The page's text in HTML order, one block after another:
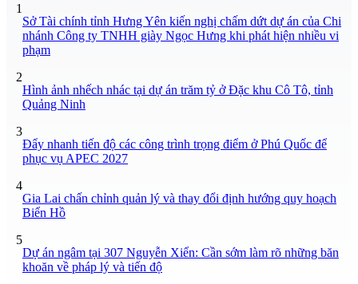
1
Sở Tài chính tỉnh Hưng Yên kiến nghị chấm dứt dự án của Chi
nhánh Công ty TNHH giày Ngọc Hưng khi phát hiện nhiều vi
phạm
2
Hình ảnh nhếch nhác tại dự án trăm tỷ ở Đặc khu Cô Tô, tỉnh
Quảng Ninh
3
Đẩy nhanh tiến độ các công trình trọng điểm ở Phú Quốc để
phục vụ APEC 2027
4
Gia Lai chấn chỉnh quản lý và thay đổi định hướng quy hoạch
Biển Hồ
5
Dự án ngâm tại 307 Nguyễn Xiển: Cần sớm làm rõ những băn
khoăn về pháp lý và tiến độ